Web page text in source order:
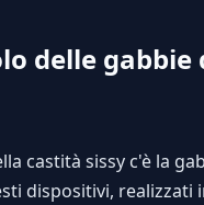
delle gabbie
castità sissy c'è la
dispositivi, realizzati